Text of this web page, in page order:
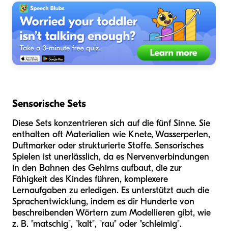
Sensorische Sets
Diese Sets konzentrieren sich auf die fünf Sinne. Sie
enthalten oft Materialien wie Knete, Wasserperlen,
Duftmarker oder strukturierte Stoffe. Sensorisches
Spielen ist unerlässlich, da es Nervenverbindungen
in den Bahnen des Gehirns aufbaut, die zur
Fähigkeit des Kindes führen, komplexere
Lernaufgaben zu erledigen. Es unterstützt auch die
Sprachentwicklung, indem es dir Hunderte von
beschreibenden Wörtern zum Modellieren gibt, wie
z. B. "matschig", "kalt", "rau" oder "schleimig".